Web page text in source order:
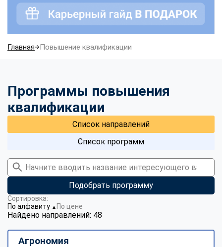
Главная Повышение квалификации
Программы повышения
квалификации
Список направлений
Список программ
Подобрать программу
Найдено направлений: 48
Сортировка:
По алфавиту ▼ По цене
Агрономия